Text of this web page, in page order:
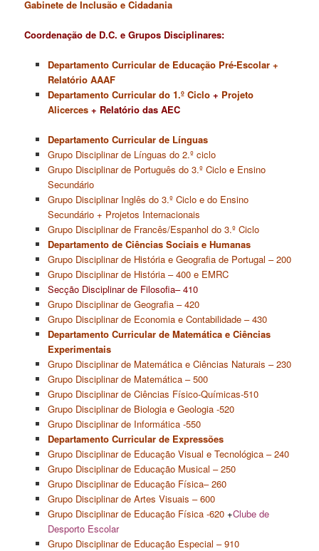
Gabinete de Inclusão e Cidadania
Coordenação de D.C. e Grupos Disciplinares:
Departamento Curricular de Educação Pré-Escolar+
Relatório AAAF
Departamento Curricular do 1.º Ciclo+ Projeto
Alicerces+ Relatório das AEC
Departamento Curricular de Línguas
Grupo Disciplinar de Línguas do 2.º ciclo
Grupo Disciplinar de Português do 3.º Ciclo e Ensino
Secundário
Grupo Disciplinar Inglês do 3.º Ciclo e do Ensino
Secundário + Projetos Internacionais
Grupo Disciplinar de Francês/Espanhol do 3.º Ciclo
Departamento de Ciências Sociais e Humanas
Grupo Disciplinar de História e Geografia de Portugal – 200
Grupo Disciplinar de História – 400 e EMRC
Secção Disciplinar de Filosofia– 410
Grupo Disciplinar de Geografia – 420
Grupo Disciplinar de Economia e Contabilidade – 430
Departamento Curricular de Matemática e Ciências
Experimentais
Grupo Disciplinar de Matemática e Ciências Naturais – 230
Grupo Disciplinar de Matemática – 500
Grupo Disciplinar de Ciências Físico-Químicas-510
Grupo Disciplinar de Biologia e Geologia -520
Grupo Disciplinar de Informática -550
Departamento Curricular de Expressões
Grupo Disciplinar de Educação Visual e Tecnológica – 240
Grupo Disciplinar de Educação Musical – 250
Grupo Disciplinar de Educação Física– 260
Grupo Disciplinar de Artes Visuais – 600
Grupo Disciplinar de Educação Física -620 +Clube de
Desporto Escolar
Grupo Disciplinar de Educação Especial – 910